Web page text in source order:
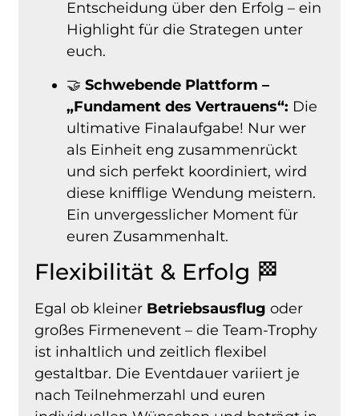
Entscheidung über den Erfolg – ein
Highlight für die Strategen unter
euch.
🤝Schwebende Plattform –
„Fundament des Vertrauens“: Die
ultimative Finalaufgabe! Nur wer
als Einheit eng zusammenrückt
und sich perfekt koordiniert, wird
diese knifflige Wendung meistern.
Ein unvergesslicher Moment für
euren Zusammenhalt.
Flexibilität & Erfolg 🏁
Egal ob kleiner Betriebsausflug oder
großes Firmenevent – die Team-Trophy
ist inhaltlich und zeitlich flexibel
gestaltbar. Die Eventdauer variiert je
nach Teilnehmerzahl und euren